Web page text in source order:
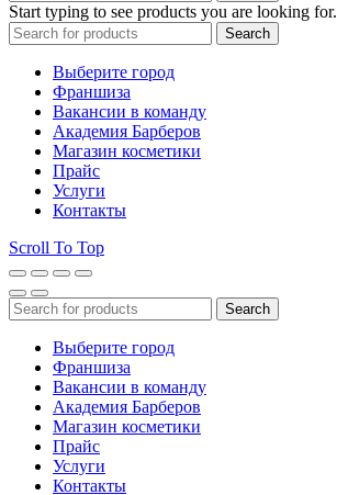
Start typing to see products you are looking for.
Search
Выберите город
Франшиза
Вакансии в команду
Академия Барберов
Магазин косметики
Прайс
Услуги
Контакты
Scroll To Top
Search
Выберите город
Франшиза
Вакансии в команду
Академия Барберов
Магазин косметики
Прайс
Услуги
Контакты